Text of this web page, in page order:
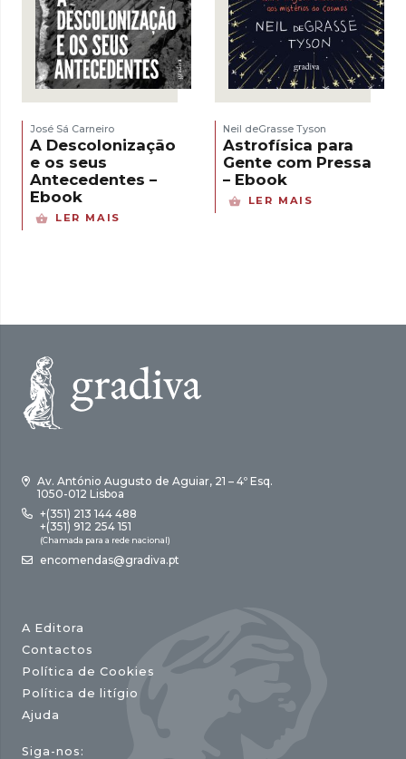
José Sá Carneiro
A Descolonização
e os seus
Antecedentes –
Ebook
LER MAIS
Neil deGrasse Tyson
Astrofísica para
Gente com Pressa
– Ebook
LER MAIS
Av. António Augusto de Aguiar, 21 – 4º Esq.
1050-012 Lisboa
+(351) 213 144 488
+(351) 912 254 151
(Chamada para a rede nacional)
encomendas@gradiva.pt
A Editora
Contactos
Política de Cookies
Política de litígio
Ajuda
Siga-nos: